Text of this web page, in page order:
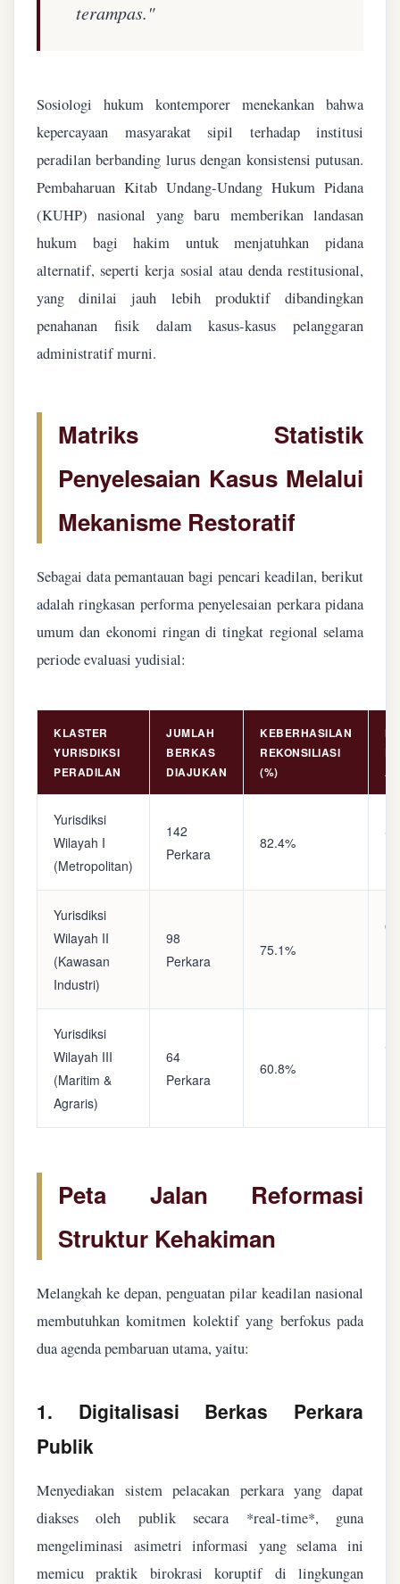
terampas."
Sosiologi hukum kontemporer menekankan bahwa
kepercayaan masyarakat sipil terhadap institusi
peradilan berbanding lurus dengan konsistensi putusan.
Pembaharuan Kitab Undang-Undang Hukum Pidana
(KUHP) nasional yang baru memberikan landasan
hukum bagi hakim untuk menjatuhkan pidana
alternatif, seperti kerja sosial atau denda restitusional,
yang dinilai jauh lebih produktif dibandingkan
penahanan fisik dalam kasus-kasus pelanggaran
administratif murni.
Matriks Statistik
Penyelesaian Kasus Melalui
Mekanisme Restoratif
Sebagai data pemantauan bagi pencari keadilan, berikut
adalah ringkasan performa penyelesaian perkara pidana
umum dan ekonomi ringan di tingkat regional selama
periode evaluasi yudisial:
KLASTER
YURISDIKSI
PERADILAN
JUMLAH
BERKAS
DIAJUKAN
KEBERHASILAN
REKONSILIASI
(%)
Yurisdiksi
Wilayah I
(Metropolitan)
142
Perkara
82.4%
Yurisdiksi
Wilayah II
(Kawasan
Industri)
98
Perkara
75.1%
Yurisdiksi
Wilayah III
(Maritim &
Agraris)
64
Perkara
60.8%
Peta Jalan Reformasi
Struktur Kehakiman
Melangkah ke depan, penguatan pilar keadilan nasional
membutuhkan komitmen kolektif yang berfokus pada
dua agenda pembaruan utama, yaitu:
1. Digitalisasi Berkas Perkara
Publik
Menyediakan sistem pelacakan perkara yang dapat
diakses oleh publik secara *real-time*, guna
mengeliminasi asimetri informasi yang selama ini
memicu praktik birokrasi koruptif di lingkungan